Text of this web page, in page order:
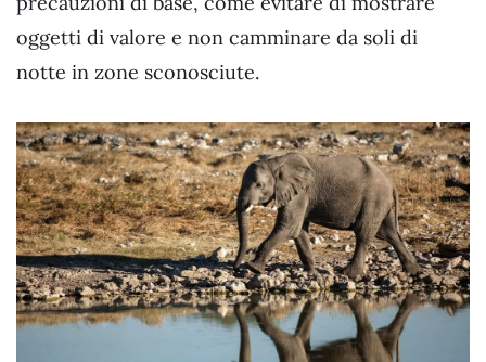
oggetti di valore e non camminare da soli di
notte in zone sconosciute.